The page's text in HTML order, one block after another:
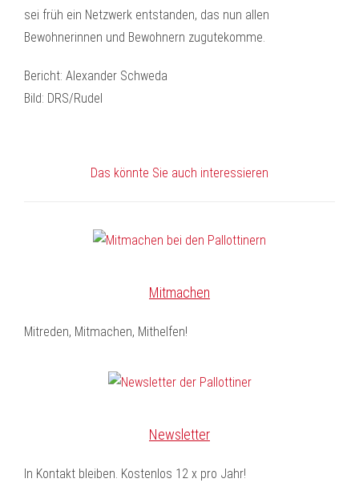
sei früh ein Netzwerk entstanden, das nun allen
Bewohnerinnen und Bewohnern zugutekomme.
Bericht: Alexander Schweda
Bild: DRS/Rudel
Das könnte Sie auch interessieren
Mitmachen
Mitreden, Mitmachen, Mithelfen!
Newsletter
In Kontakt bleiben. Kostenlos 12 x pro Jahr!